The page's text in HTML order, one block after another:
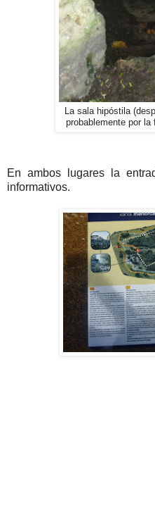
La sala hipóstila
probablemente por
En ambos lugares la
informativos.